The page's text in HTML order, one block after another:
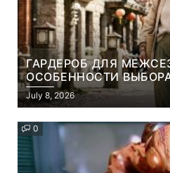
ГАРДЕРОБ ДЛЯ
ОСОБЕННОСТИ
ПАРКИ И
July 8, 2026
0